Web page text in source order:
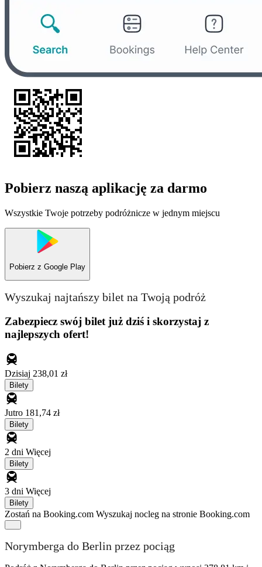
Pobierz naszą aplikację za darmo
Wszystkie Twoje potrzeby podróżnicze w jednym miejscu
Pobierz z Google Play
Wyszukaj najtańszy bilet na Twoją podróż
Zabezpiecz swój bilet już dziś i skorzystaj z
najlepszych ofert!
Dzisiaj 238,01 zł
Bilety
Jutro 181,74 zł
Bilety
2 dni Więcej
Bilety
3 dni Więcej
Bilety
Zostań na Booking.com Wyszukaj nocleg na stronie Booking.com
Norymberga do Berlin przez pociąg